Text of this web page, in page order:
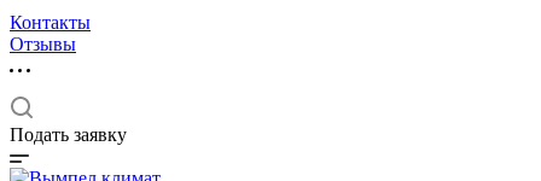
Контакты
Отзывы
Подать заявку